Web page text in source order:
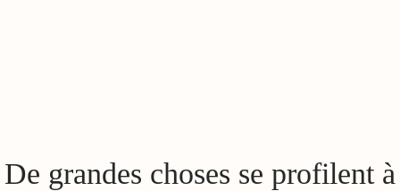
De grandes choses se profilent à